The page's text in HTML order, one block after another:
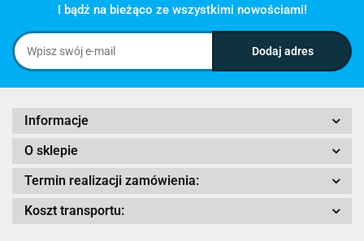
I bądź na bieżąco ze wszystkimi nowościami!
Informacje
O sklepie
Termin realizacji zamówienia:
Koszt transportu: